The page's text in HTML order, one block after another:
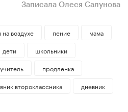
Записала Олеся Салунова
на воздухе пение
мама
дети
школьники
учитель
продленка
второклассника
дневник